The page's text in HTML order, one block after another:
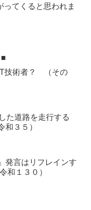
てくると思われま
技術者？ （その
た道路を走行する
３５）
発言はリフレインす
和１３０）